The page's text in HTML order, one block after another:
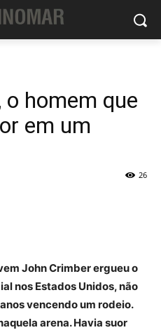
o homem que
em um
26
John Crimber ergueu o
nos Estados Unidos, não
vencendo um rodeio.
arena. Havia suor